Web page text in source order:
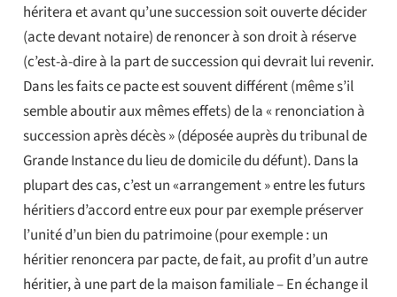
héritera et avant qu’une succession soit ouverte décider
(acte devant notaire) de renoncer à son droit à réserve
(c’est-à-dire à la part de succession qui devrait lui revenir.
Dans les faits ce pacte est souvent différent (même s’il
semble aboutir aux mêmes effets) de la « renonciation à
succession après décès » (déposée auprès du tribunal de
Grande Instance du lieu de domicile du défunt). Dans la
plupart des cas, c’est un «arrangement » entre les futurs
héritiers d’accord entre eux pour par exemple préserver
l’unité d’un bien du patrimoine (pour exemple : un
héritier renoncera par pacte, de fait, au profit d’un autre
héritier, à une part de la maison familiale – En échange il